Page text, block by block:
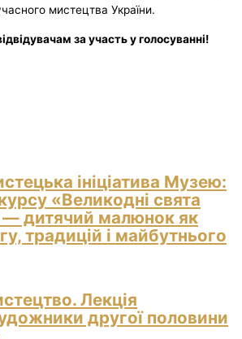
мистецтва України.
за участь у голосуванні!
ініціатива Музею:
«Великодні свята
— дитячий малюнок як
традицій і майбутнього
Лекція
другої половини